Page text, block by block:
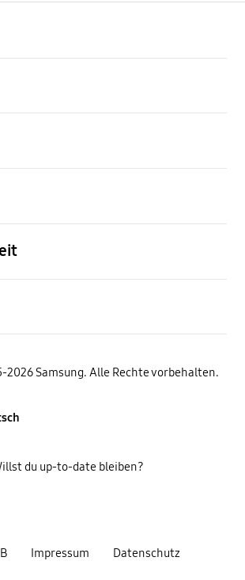
2026 Samsung. Alle Rechte vorbehalten.
Impressum Datenschutz
du up-to-date bleiben?